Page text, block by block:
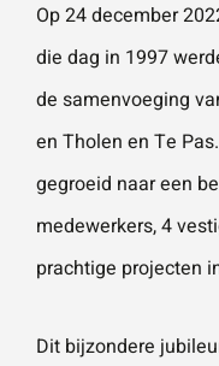
Wat is 5 + 5?*
Op 24 december
die dag in 1997
de samenvoeging
en Tholen en Te
gegroeid naar een
medewerkers, 4
prachtige projecten
Dit bijzondere